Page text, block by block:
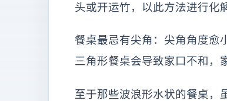
头或开运竹，以此方法进行化
餐桌最忌有尖角：尖角角度愈
三角形餐桌会导致家口不和，
至于那些波浪形水状的餐桌，